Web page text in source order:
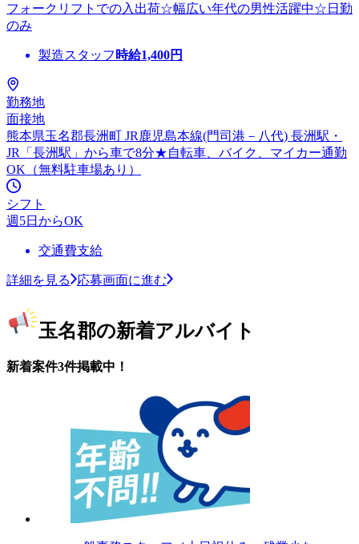
フォークリフトでの入出荷☆幅広い年代の男性活躍中☆日勤
のみ
製造スタッフ 時給1,400円
勤務地
面接地
熊本県玉名郡長洲町 JR鹿児島本線(門司港－八代) 長洲駅・
JR「長洲駅」から車で8分★自転車、バイク、マイカー通勤
OK（無料駐車場あり）
シフト
週5日からOK
交通費支給
詳細を見る 応募画面に進む
玉名郡の新着アルバイト
新着案件3件掲載中！